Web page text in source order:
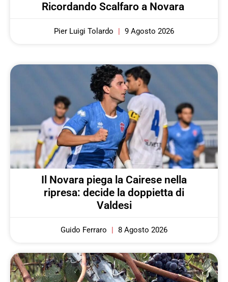
Ricordando Scalfaro a Novara
Pier Luigi Tolardo 9 Agosto 2026
Il Novara piega la Cairese nella
ripresa: decide la doppietta di
Valdesi
Guido Ferraro 8 Agosto 2026